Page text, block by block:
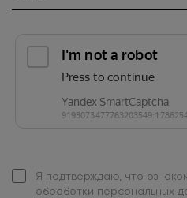
Я подтверждаю, что
обработки персональных